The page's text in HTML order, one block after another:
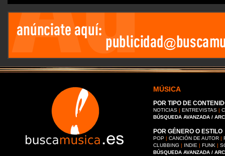
MÚSICA
POR TIPO DE
NOTICIAS | ENTREVISTAS |
BÚSQUEDA AVANZADA /
POR GÉNERO O ESTILO
POP | CANCIÓN DE AUTOR |
CLUBBING | INDIE | FUNK |
BÚSQUEDA AVANZADA /